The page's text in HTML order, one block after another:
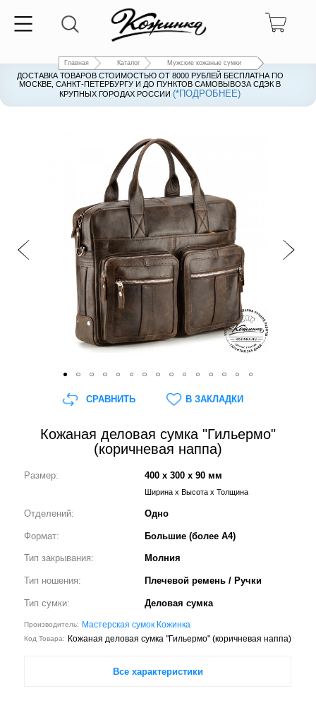
Главная Каталог Мужские кожаные сумки
ДОСТАВКА ТОВАРОВ СТОИМОСТЬЮ ОТ 8000 РУБЛЕЙ БЕСПЛАТНА ПО
МОСКВЕ, САНКТ-ПЕТЕРБУРГУ И ДО ПУНКТОВ САМОВЫВОЗА СДЭК В
КРУПНЫХ ГОРОДАХ РОССИИ(*ПОДРОБНЕЕ)
ДОСТАВКА ТОВАРОВ СТОИМОСТЬЮ ОТ 8000 РУБЛЕЙ БЕСПЛАТНА ПО
МОСКВЕ, САНКТ-ПЕТЕРБУРГУ И ДО ПУНКТОВ САМОВЫВОЗА СДЭК В
КРУПНЫХ ГОРОДАХ РОССИИ(*ПОДРОБНЕЕ)
Кожаная деловая сумка "Гильермо"
(коричневая наппа)
Размер: 400 x 300 x 90 мм
Ширина x Высота x Толщина
Отделений: Одно
Формат: Большие (более А4)
Тип закрывания: Молния
Тип ношения: Плечевой ремень / Ручки
Тип сумки: Деловая сумка
Производитель: Мастерская сумок Кожинка
Код Товара: Кожаная деловая сумка "Гильермо" (коричневая наппа)
Все характеристики
СРАВНИТЬ В ЗАКЛАДКИ